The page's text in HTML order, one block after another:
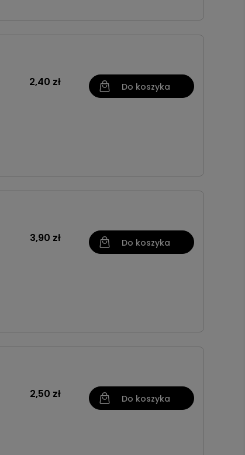
2,40 zł Do koszyka
3,90 zł Do koszyka
2,50 zł Do koszyka